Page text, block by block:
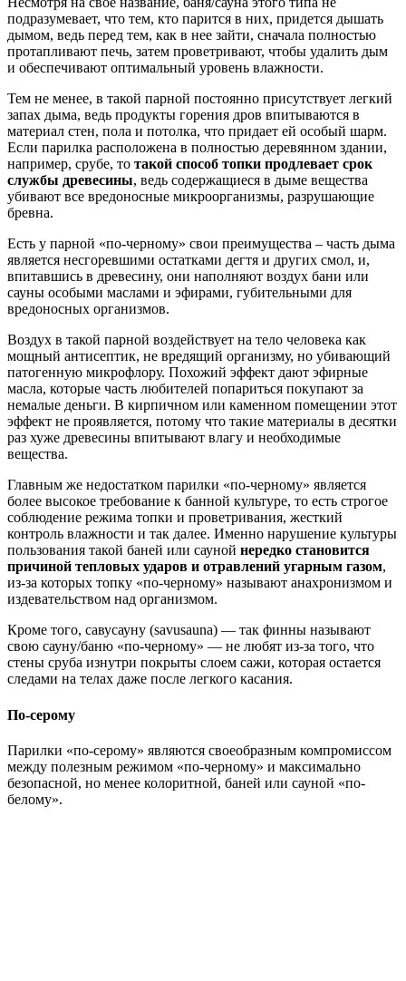
подразумевает, что тем, кто парится в них, придется дышать
дымом, ведь перед тем, как в нее зайти, сначала полностью
протапливают печь, затем проветривают, чтобы удалить дым
и обеспечивают оптимальный уровень влажности.
Тем не менее, в такой парной постоянно присутствует легкий
запах дыма, ведь продукты горения дров впитываются в
материал стен, пола и потолка, что придает ей особый шарм.
Если парилка расположена в полностью деревянном здании,
например, срубе, то такой способ топки продлевает срок
службы древесины, ведь содержащиеся в дыме вещества
убивают все вредоносные микроорганизмы, разрушающие
бревна.
Есть у парной «по-черному» свои преимущества – часть дыма
является несгоревшими остатками дегтя и других смол, и,
впитавшись в древесину, они наполняют воздух бани или
сауны особыми маслами и эфирами, губительными для
вредоносных организмов.
Воздух в такой парной воздействует на тело человека как
мощный антисептик, не вредящий организму, но убивающий
патогенную микрофлору. Похожий эффект дают эфирные
масла, которые часть любителей попариться покупают за
немалые деньги. В кирпичном или каменном помещении этот
эффект не проявляется, потому что такие материалы в десятки
раз хуже древесины впитывают влагу и необходимые
вещества.
Главным же недостатком парилки «по-черному» является
более высокое требование к банной культуре, то есть строгое
соблюдение режима топки и проветривания, жесткий
контроль влажности и так далее. Именно нарушение культуры
пользования такой баней или сауной нередко становится
причиной тепловых ударов и отравлений угарным газом,
из-за которых топку «по-черному» называют анахронизмом и
издевательством над организмом.
Кроме того, савусауну (savusauna) — так финны называют
свою сауну/баню «по-черному» — не любят из-за того, что
стены сруба изнутри покрыты слоем сажи, которая остается
следами на телах даже после легкого касания.
По-серому
Парилки «по-серому» являются своеобразным компромиссом
между полезным режимом «по-черному» и максимально
безопасной, но менее колоритной, баней или сауной «по-
белому».